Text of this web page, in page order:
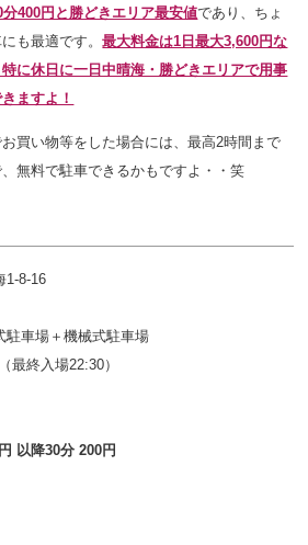
400円と勝どきエリア最安値であり、ちょ
も最適です。最大料金は1日最大3,600円な
に休日に一日中晴海・勝どきエリアで用事
ますよ！
買い物等をした場合には、最高2時間まで
無料で駐車できるかもですよ・・笑
1-8-16
車場＋機械式駐車場
最終入場22:30）
以降30分 200円